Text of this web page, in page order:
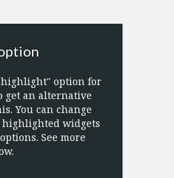
option for
get an alternative
You can change
widgets
See more